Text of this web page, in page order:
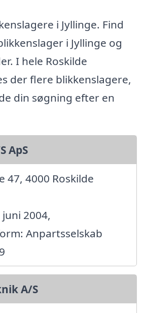
i Jyllinge. Find
i Jyllinge og
I hele Roskilde
der flere blikkenslagere,
din søgning efter en
ApS
47, 4000 Roskilde
2004,
Anpartsselskab
A/S